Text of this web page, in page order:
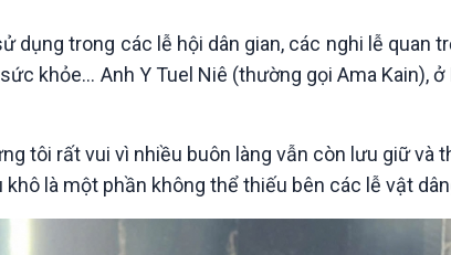
dụng trong các lễ hội dân gian, các nghi lễ quan
khỏe… Anh Y Tuel Niê (thường gọi Ama Kain), ở
tôi rất vui vì nhiều buôn làng vẫn còn lưu giữ và
là một phần không thể thiếu bên các lễ vật